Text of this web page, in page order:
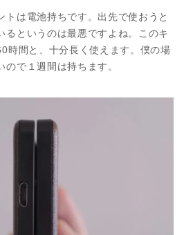
トは電池持ちです。出先で使おうと
るというのは最悪ですよね。このキ
時間と、十分長く使えます。僕の場
で１週間は持ちます。